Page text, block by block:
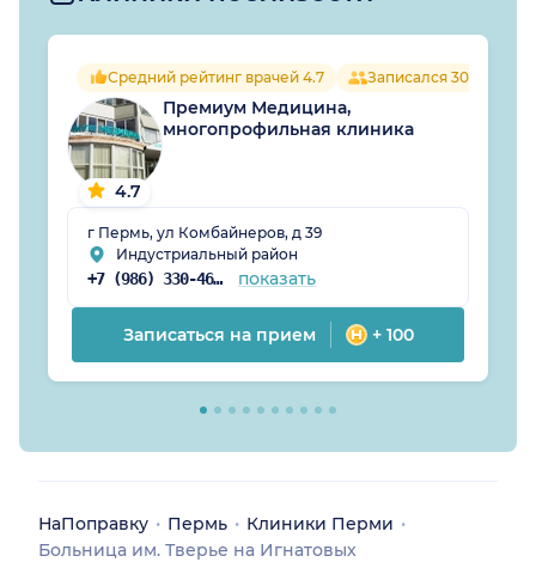
Средний рейтинг врачей 4.7 Записался 301
4.7
Премиум Медицина,
многопрофильная клиника
г Пермь, ул Комбайнеров, д 39
Индустриальный район
+7 (986) 330-46-51 показать
Записаться на прием + 100
НаПоправку Пермь
Клиники Перми
Больница им. Тверье на Игнатовых